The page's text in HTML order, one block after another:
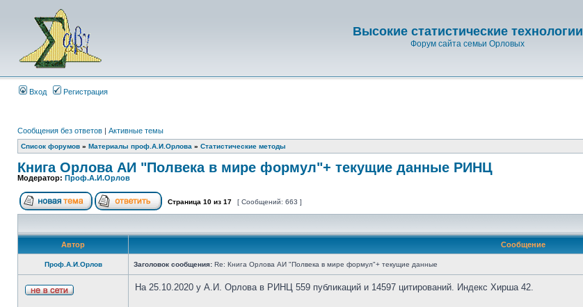
Высокие статистические технологии
Форум сайта семьи Орловых
Вход Регистрация
Сообщения без ответов | Активные темы
Список форумов » Материалы проф.А.И.Орлова » Статистические методы
Книга Орлова АИ "Полвека в мире формул"+ текущие данные РИНЦ
Модератор: Проф.А.И.Орлов
Страница 10 из 17 [ Сообщений: 663 ]
Автор Сообщение
Проф.А.И.Орлов Заголовок сообщения: Re: Книга Орлова АИ "Полвека в мире формул"+ текущие данные
На 25.10.2020 у А.И. Орлова в РИНЦ 559 публикаций и 14597 цитирований. Индекс Хирша 42.